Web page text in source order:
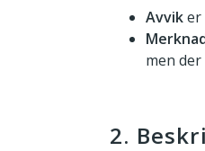
Avviker
men
2.